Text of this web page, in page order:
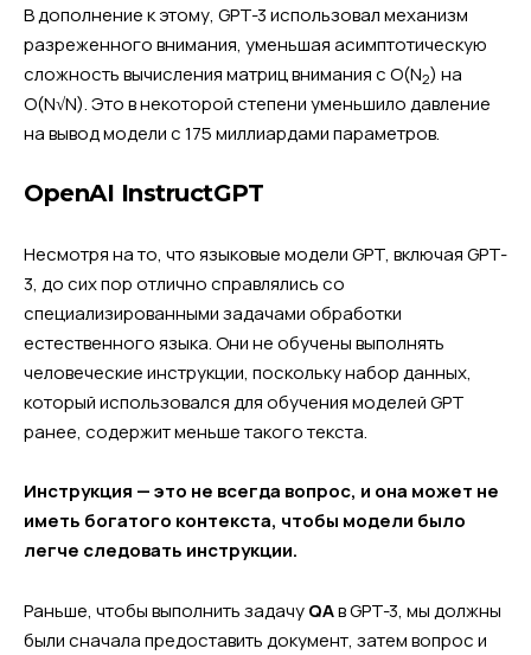
В дополнение к этому, GPT-3 использовал механизм
разреженного внимания, уменьшая асимптотическую
сложность вычисления матриц внимания с O(N2) на
O(N√N). Это в некоторой степени уменьшило давление
на вывод модели с 175 миллиардами параметров.
OpenAI InstructGPT
Несмотря на то, что языковые модели GPT, включая GPT-
3, до сих пор отлично справлялись со
специализированными задачами обработки
естественного языка. Они не обучены выполнять
человеческие инструкции, поскольку набор данных,
который использовался для обучения моделей GPT
ранее, содержит меньше такого текста.
Инструкция — это не всегда вопрос, и она может не
иметь богатого контекста, чтобы модели было
легче следовать инструкции.
Раньше, чтобы выполнить задачуQAв GPT-3, мы должны
были сначала предоставить документ, затем вопрос и